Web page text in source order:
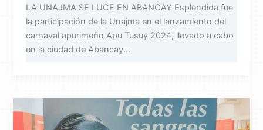
LA UNAJMA SE LUCE EN ABANCAY Esplendida fue
la participación de la Unajma en el lanzamiento del
carnaval apurimeño Apu Tusuy 2024, llevado a cabo
en la ciudad de Abancay...